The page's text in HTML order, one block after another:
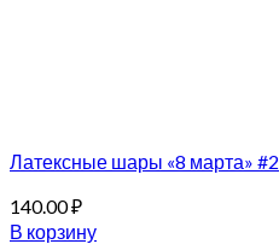
Латексные шары «8 марта» #2
140.00₽
В корзину